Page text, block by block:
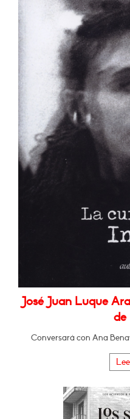
José Juan Luque
de
Conversará con Ana